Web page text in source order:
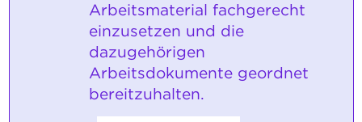
Arbeitsmaterial fachgerecht
einzusetzen und die
dazugehörigen
Arbeitsdokumente geordnet
bereitzuhalten.